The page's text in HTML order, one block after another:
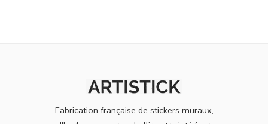
Fabrication française de stickers muraux,